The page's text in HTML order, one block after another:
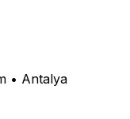
• Antalya